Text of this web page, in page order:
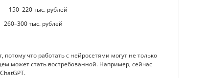
рублей
рублей
что работать с нейросетями могут не только
может стать востребованной. Например, сейчас